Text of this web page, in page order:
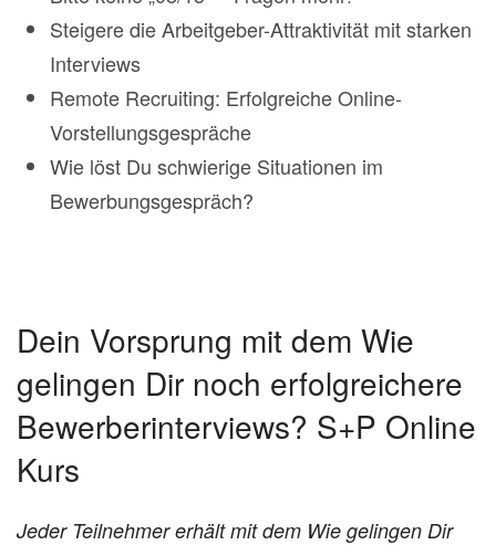
Steigere die Arbeitgeber-Attraktivität mit starken
Interviews
Remote Recruiting: Erfolgreiche Online-
Vorstellungsgespräche
Wie löst Du schwierige Situationen im
Bewerbungsgespräch?
Dein Vorsprung mit dem Wie
gelingen Dir noch erfolgreichere
Bewerberinterviews? S+P Online
Kurs
Jeder Teilnehmer erhält mit dem Wie gelingen Dir